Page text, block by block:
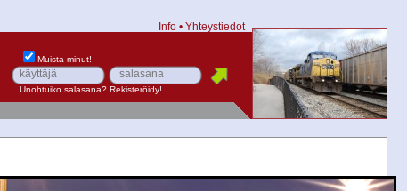
Info • Yhteystiedot
Muista minut!
Unohtuiko salasana? Rekisteröidy!